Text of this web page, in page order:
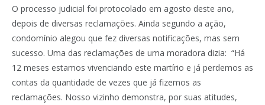
O processo judicial foi protocolado em agosto deste ano,
depois de diversas reclamações. Ainda segundo a ação,
condomínio alegou que fez diversas notificações, mas sem
sucesso. Uma das reclamações de uma moradora dizia: “Há
12 meses estamos vivenciando este martírio e já perdemos as
contas da quantidade de vezes que já fizemos as
reclamações. Nosso vizinho demonstra, por suas atitudes,